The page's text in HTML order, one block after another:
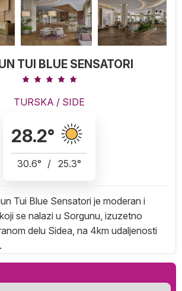
TUI BLUE SENSATORI
TURSKA / SIDE
28.2°
30.6° / 25.3°
Tui Blue Sensatori je moderan i
se nalazi u Sorgunu, izuzetno
delu Sidea, na 4km udaljenosti